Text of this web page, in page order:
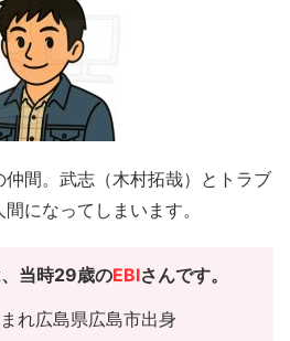
間。武志（木村拓哉）とトラブ
になってしまいます。
当時29歳のEBIさんです。
れ広島県広島市出身